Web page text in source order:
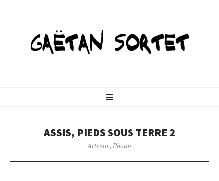
GAETANSORTET-ART
Menu
TO
ASSIS, PIEDS SOUS TERRE 2
Artemot, Photos